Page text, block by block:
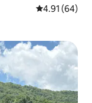
Ukadiriaji wa
4.91 (64)